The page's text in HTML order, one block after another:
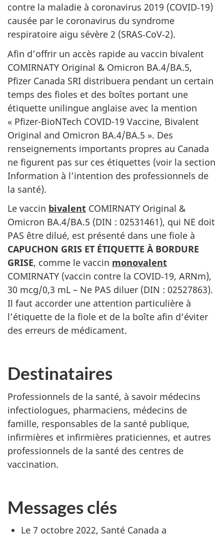
contre la maladie à coronavirus 2019 (COVID‑19)
causée par le coronavirus du syndrome
respiratoire aigu sévère 2 (SRAS‑CoV‑2).
Afin d’offrir un accès rapide au vaccin bivalent
COMIRNATY Original & Omicron BA.4/BA.5,
Pfizer Canada SRI distribuera pendant un certain
temps des fioles et des boîtes portant une
étiquette unilingue anglaise avec la mention
« Pfizer-BioNTech COVID-19 Vaccine, Bivalent
Original and Omicron BA.4/BA.5 ». Des
renseignements importants propres au Canada
ne figurent pas sur ces étiquettes (voir la section
Information à l’intention des professionnels de
la santé).
Le vaccin bivalent COMIRNATY Original &
Omicron BA.4/BA.5 (DIN : 02531461), qui NE doit
PAS être dilué, est présenté dans une fiole à
CAPUCHON GRIS ET ÉTIQUETTE À BORDURE
GRISE, comme le vaccin monovalent
COMIRNATY (vaccin contre la COVID‑19, ARNm),
30 mcg/0,3 mL – Ne PAS diluer (DIN : 02527863).
Il faut accorder une attention particulière à
l’étiquette de la fiole et de la boîte afin d’éviter
des erreurs de médicament.
Destinataires
Professionnels de la santé, à savoir médecins
infectiologues, pharmaciens, médecins de
famille, responsables de la santé publique,
infirmières et infirmières praticiennes, et autres
professionnels de la santé des centres de
vaccination.
Messages clés
Le 7 octobre 2022, Santé Canada a